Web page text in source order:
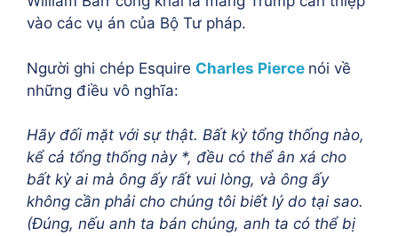
vào các vụ án của Bộ Tư pháp.
Người ghi chép Esquire Charles Pierce nói về
những điều vô nghĩa:
Hãy đối mặt với sự thật. Bất kỳ tổng thống nào,
kể cả tổng thống này *, đều có thể ân xá cho
bất kỳ ai mà ông ấy rất vui lòng, và ông ấy
không cần phải cho chúng tôi biết lý do tại sao.
(Đúng, nếu anh ta bán chúng, anh ta có thể bị